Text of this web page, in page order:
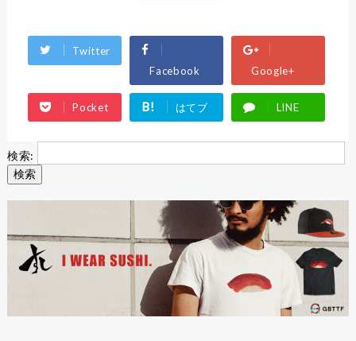
Twitter
Facebook
Google+
Pocket B! はてブ LINE
検索: